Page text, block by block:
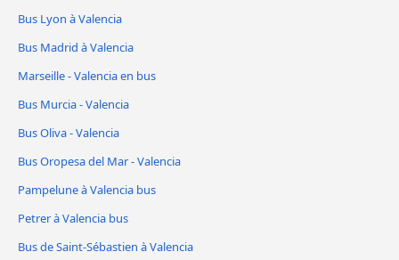
Bus Lyon à Valencia
Bus Madrid à Valencia
Marseille - Valencia en bus
Bus Murcia - Valencia
Bus Oliva - Valencia
Bus Oropesa del Mar - Valencia
Pampelune à Valencia bus
Petrer à Valencia bus
Bus de Saint-Sébastien à Valencia